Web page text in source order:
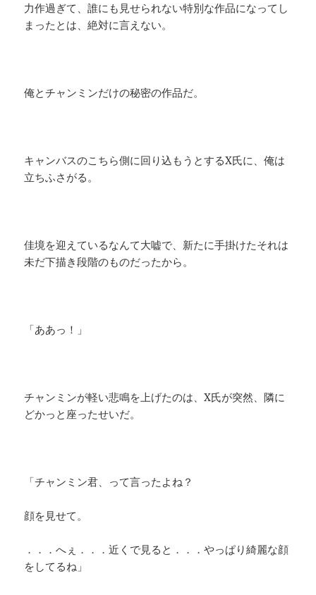
力作過ぎて、誰にも見せられない特別な作品になってし
まったとは、絶対に言えない。
俺とチャンミンだけの秘密の作品だ。
キャンバスのこちら側に回り込もうとするX氏に、俺は
立ちふさがる。
佳境を迎えているなんて大嘘で、新たに手掛けたそれは
未だ下描き段階のものだったから。
「ああっ！」
チャンミンが軽い悲鳴を上げたのは、X氏が突然、隣に
どかっと座ったせいだ。
「チャンミン君、って言ったよね？
顔を見せて。
．．．へぇ．．．近くで見ると．．．やっぱり綺麗な顔
をしてるね」